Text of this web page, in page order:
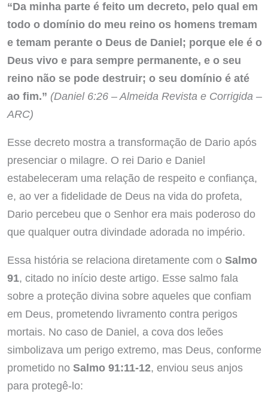
“Da minha parte é feito um decreto, pelo qual em
todo o domínio do meu reino os homens tremam
e temam perante o Deus de Daniel; porque ele é o
Deus vivo e para sempre permanente, e o seu
reino não se pode destruir; o seu domínio é até
ao fim.” (Daniel 6:26 – Almeida Revista e Corrigida –
ARC)
Esse decreto mostra a transformação de Dario após
presenciar o milagre. O rei Dario e Daniel
estabeleceram uma relação de respeito e confiança,
e, ao ver a fidelidade de Deus na vida do profeta,
Dario percebeu que o Senhor era mais poderoso do
que qualquer outra divindade adorada no império.
Essa história se relaciona diretamente com o Salmo
91, citado no início deste artigo. Esse salmo fala
sobre a proteção divina sobre aqueles que confiam
em Deus, prometendo livramento contra perigos
mortais. No caso de Daniel, a cova dos leões
simbolizava um perigo extremo, mas Deus, conforme
prometido no Salmo 91:11-12, enviou seus anjos
para protegê-lo: